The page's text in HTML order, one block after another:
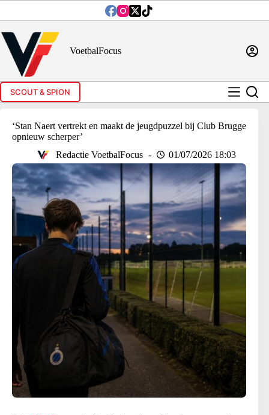
inhoud
VoetbalFocus
SCOUT & SPION
‘Stan Naert vertrekt en maakt de jeugdpuzzel bij Club Brugge
opnieuw scherper’
Redactie VoetbalFocus
01/07/2026 18:03